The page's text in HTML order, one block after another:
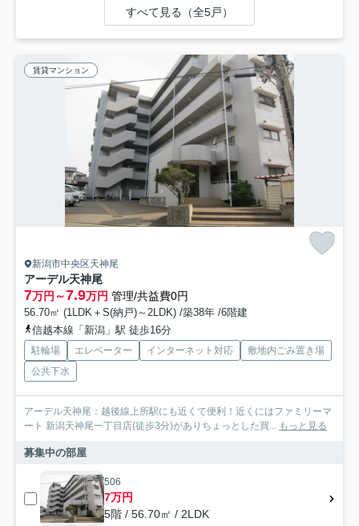
すべて見る（全5戸）
賃貸マンション
新潟市中央区天神尾
アーデル天神尾
7万円～7.9万円 管理/共益費0円
56.70㎡ (1LDK＋S(納戸)～2LDK) /築38年 /6階建
信越本線「新潟」駅 徒歩16分
駐輪場 エレベーター インターネット対応
敷地内ごみ置き場
公共下水
アーデル天神尾：越後線上所駅にも近くて便利！近くにはファミリーマ
ート 新潟天神尾一丁目店(徒歩3分)がありちょっとした買... もっと見る
募集中の部屋
506
7万円
5階 / 56.70㎡ / 2LDK